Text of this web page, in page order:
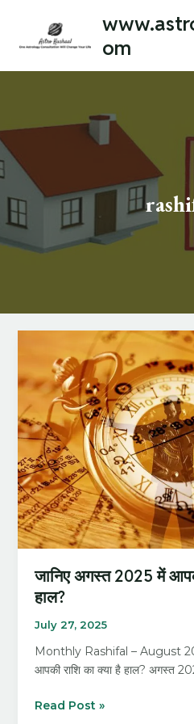
content
om
जानिए अगस्त 2025 में
हाल?
July 27, 2025
Monthly Rashifal – August
आपकी राशि का क्या है हाल? अगस्त
अगस्त
2025
में
आपकी
राशि
का
क्या
है
हाल?
Read Post »